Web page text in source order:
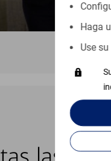
Haga
Use
BANCA EN